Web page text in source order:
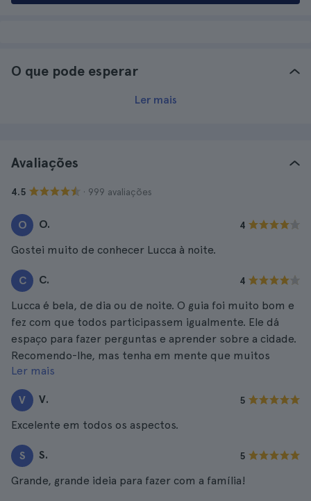
O que pode esperar
Ler mais
Avaliações
4.5 · 999 avaliações
O O. 4
Gostei muito de conhecer Lucca à noite.
C C. 4
Lucca é bela, de dia ou de noite. O guia foi muito bom e
fez com que todos participassem igualmente. Ele dá
espaço para fazer perguntas e aprender sobre a cidade.
Recomendo-lhe, mas tenha em mente que muitos
lugares de interesse estão fechados à noite, mas ainda
pode desfrutar muito.
Ler mais
V V. 5
Excelente em todos os aspectos.
S S. 5
Grande, grande ideia para fazer com a família!